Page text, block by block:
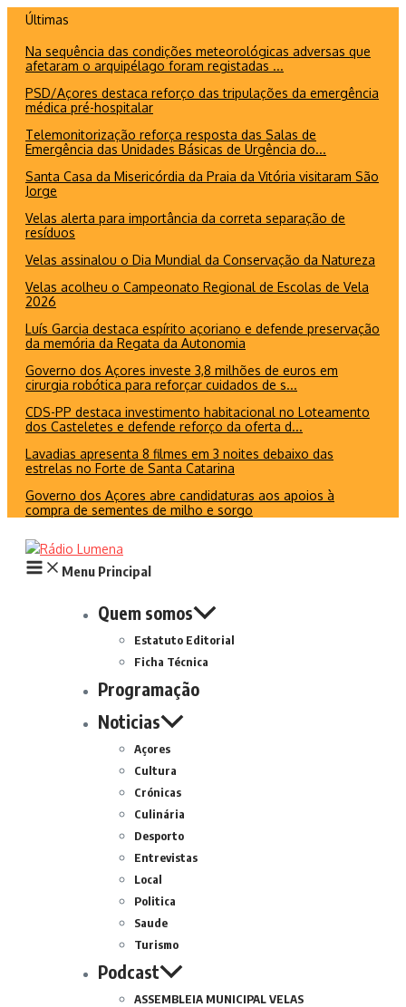
conteúdo
Últimas
Na sequência das condições meteorológicas adversas que
afetaram o arquipélago foram registadas ...
PSD/Açores destaca reforço das tripulações da emergência
médica pré-hospitalar
Telemonitorização reforça resposta das Salas de
Emergência das Unidades Básicas de Urgência do...
Santa Casa da Misericórdia da Praia da Vitória visitaram São
Jorge
Velas alerta para importância da correta separação de
resíduos
Velas assinalou o Dia Mundial da Conservação da Natureza
Velas acolheu o Campeonato Regional de Escolas de Vela
2026
Luís Garcia destaca espírito açoriano e defende preservação
da memória da Regata da Autonomia
Governo dos Açores investe 3,8 milhões de euros em
cirurgia robótica para reforçar cuidados de s...
CDS-PP destaca investimento habitacional no Loteamento
dos Casteletes e defende reforço da oferta d...
Lavadias apresenta 8 filmes em 3 noites debaixo das
estrelas no Forte de Santa Catarina
Governo dos Açores abre candidaturas aos apoios à
compra de sementes de milho e sorgo
Menu Principal
Quem somos
Estatuto Editorial
Ficha Técnica
Programação
Noticias
Açores
Cultura
Crónicas
Culinária
Desporto
Entrevistas
Local
Politica
Saude
Turismo
Podcast
ASSEMBLEIA MUNICIPAL VELAS